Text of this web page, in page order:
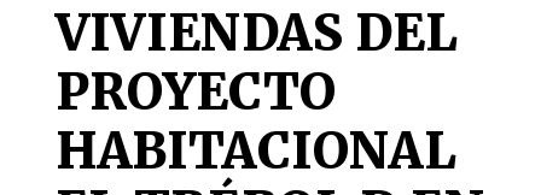
VIVIENDAS DEL
PROYECTO
HABITACIONAL